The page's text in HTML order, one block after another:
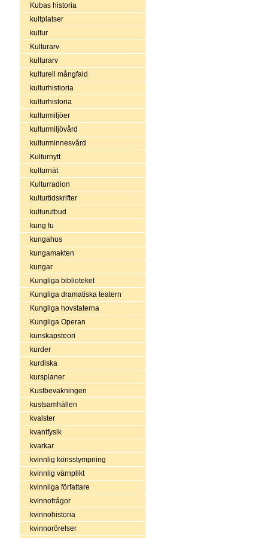
Kubas historia
kultplatser
kultur
Kulturarv
kulturarv
kulturell mångfald
kulturhistioria
kulturhistoria
kulturmiljöer
kulturmiljövård
kulturminnesvård
Kulturnytt
kulturnät
Kulturradion
kulturtidskrifter
kulturutbud
kung fu
kungahus
kungamakten
kungar
Kungliga biblioteket
Kungliga dramatiska teatern
Kungliga hovstaterna
Kungliga Operan
kunskapsteori
kurder
kurdiska
kursplaner
Kustbevakningen
kustsamhällen
kvalster
kvantfysik
kvarkar
kvinnlig könsstympning
kvinnlig värnplikt
kvinnliga författare
kvinnofrågor
kvinnohistoria
kvinnorörelser